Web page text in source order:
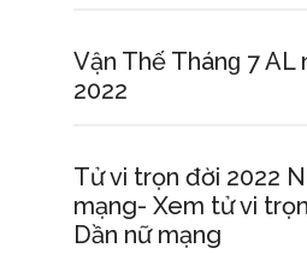
Vận Thế Thánɡ 7 AL
2022
Tử vi trọn đời 2022
mạng- Xem tử vi
Dần nữ mạng